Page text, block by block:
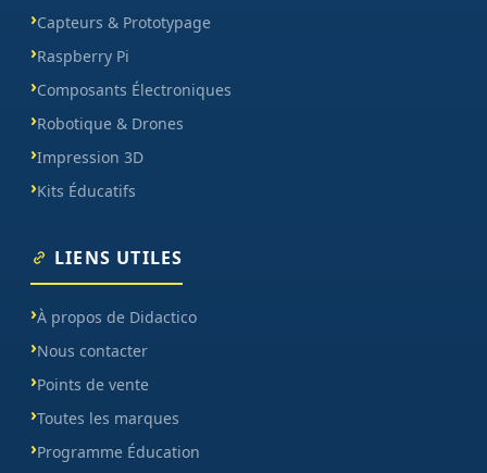
Capteurs & Prototypage
Raspberry Pi
Composants Électroniques
Robotique & Drones
Impression 3D
Kits Éducatifs
LIENS UTILES
À propos de Didactico
Nous contacter
Points de vente
Toutes les marques
Programme Éducation